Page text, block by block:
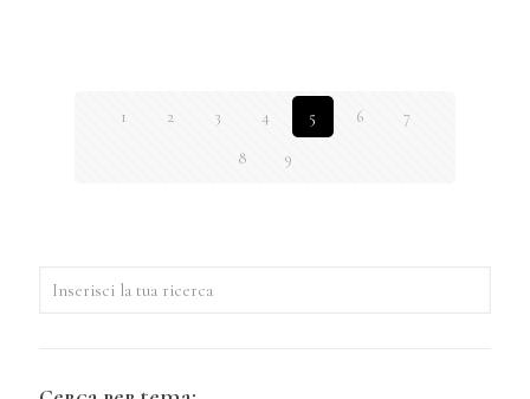
1 2 3 4 5 6 7
8 9